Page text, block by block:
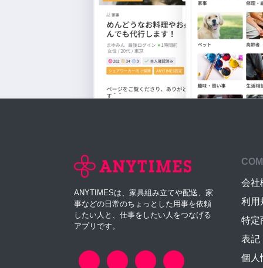
ANYTIMESは、家具組み立てや配送、家
事などの日常のちょっとした用事を依頼
したい人と、仕事をしたい人をつなげる
アプリです。
会社
利用
特定
表記
個人